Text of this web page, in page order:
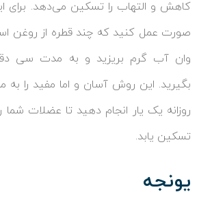
کاهش و التهاب را تسکین می‌دهد. برای
صورت عمل کنید که چند قطره از روغن
وان آب گرم بریزید و به مدت سی
بگیرید. این روش آسان و اما مفید را
روزانه یک یار انجام دهید تا عضلات
تسکین یابد.
یونجه